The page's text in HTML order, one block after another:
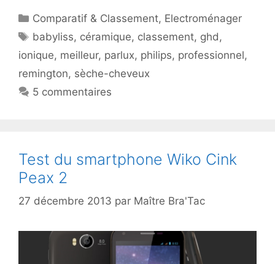
Catégories
Comparatif & Classement, Electroménager
Étiquettes
babyliss, céramique, classement, ghd ,
ionique, meilleur, parlux, philips, professionnel,
remington, sèche-cheveux
5 commentaires
Test du smartphone Wiko Cink
Peax 2
27 décembre 2013 par Maître Bra'Tac